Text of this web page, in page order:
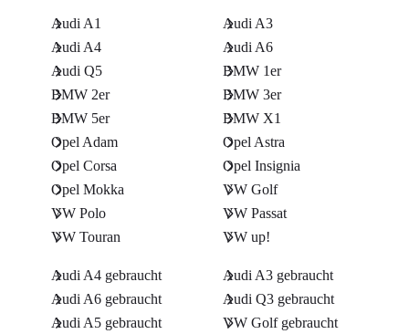
Audi A1
Audi A3
Audi A4
Audi A6
Audi Q5
BMW 1er
BMW 2er
BMW 3er
BMW 5er
BMW X1
Opel Adam
Opel Astra
Opel Corsa
Opel Insignia
Opel Mokka
VW Golf
VW Polo
VW Passat
VW Touran
VW up!
Audi A4 gebraucht
Audi A3 gebraucht
Audi A6 gebraucht
Audi Q3 gebraucht
Audi A5 gebraucht
VW Golf gebraucht